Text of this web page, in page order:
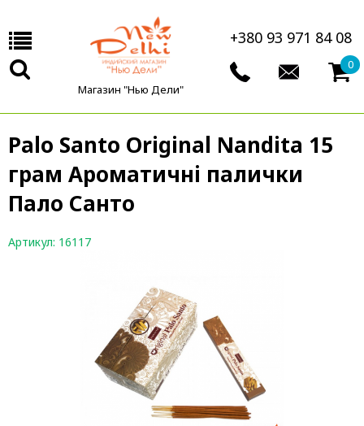
Магазин "Нью Дели"
+380 93 971 84 08
0
Pаlo Santo Original Nandita 15
грам Ароматичні палички
Пало Санто
Артикул: 16117